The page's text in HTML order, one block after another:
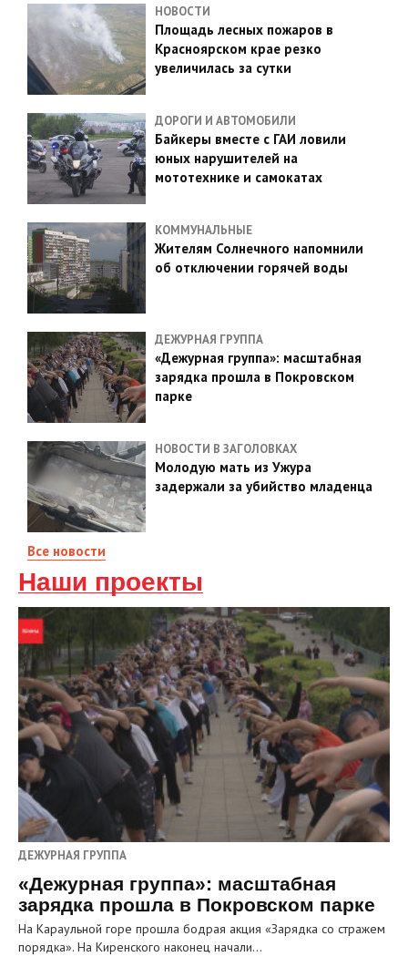
НОВОСТИ
Площадь лесных пожаров в
Красноярском крае резко
увеличилась за сутки
ДОРОГИ И АВТОМОБИЛИ
Байкеры вместе с ГАИ ловили
юных нарушителей на
мототехнике и самокатах
КОММУНАЛЬНЫЕ
Жителям Солнечного напомнили
об отключении горячей воды
ДЕЖУРНАЯ ГРУППА
«Дежурная группа»: масштабная
зарядка прошла в Покровском
парке
НОВОСТИ В ЗАГОЛОВКАХ
Молодую мать из Ужура
задержали за убийство младенца
Все новости
Наши проекты
ДЕЖУРНАЯ ГРУППА
«Дежурная группа»: масштабная
зарядка прошла в Покровском парке
На Караульной горе прошла бодрая акция «Зарядка со стражем
порядка». На Киренского наконец начали…